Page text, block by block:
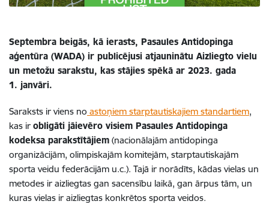
Septembra beigās, kā ierasts, Pasaules Antidopinga
aģentūra (WADA) ir publicējusi atjauninātu Aizliegto vielu
un metožu sarakstu, kas stājies spēkā ar 2023. gada
1. janvāri.
Saraksts ir viens no astoņiem starptautiskajiem standartiem,
kas ir obligāti jāievēro visiem Pasaules Antidopinga
kodeksa parakstītājiem (nacionālajām antidopinga
organizācijām, olimpiskajām komitejām, starptautiskajām
sporta veidu federācijām u.c.). Tajā ir norādīts, kādas vielas un
metodes ir aizliegtas gan sacensību laikā, gan ārpus tām, un
kuras vielas ir aizliegtas konkrētos sporta veidos.